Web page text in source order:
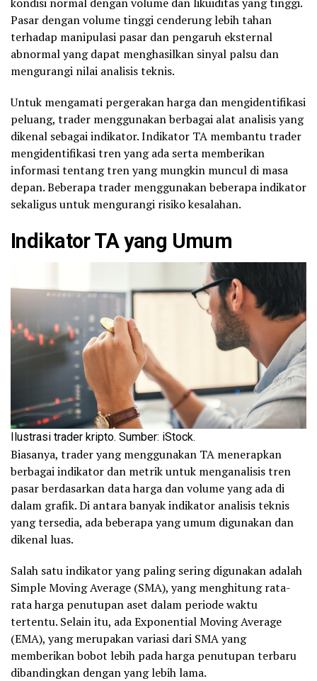
Pasar dengan volume tinggi cenderung lebih tahan
terhadap manipulasi pasar dan pengaruh eksternal
abnormal yang dapat menghasilkan sinyal palsu dan
mengurangi nilai analisis teknis.
Untuk mengamati pergerakan harga dan mengidentifikasi
peluang, trader menggunakan berbagai alat analisis yang
dikenal sebagai indikator. Indikator TA membantu trader
mengidentifikasi tren yang ada serta memberikan
informasi tentang tren yang mungkin muncul di masa
depan. Beberapa trader menggunakan beberapa indikator
sekaligus untuk mengurangi risiko kesalahan.
Indikator TA yang Umum
Ilustrasi trader kripto. Sumber: iStock.
Biasanya, trader yang menggunakan TA menerapkan
berbagai indikator dan metrik untuk menganalisis tren
pasar berdasarkan data harga dan volume yang ada di
dalam grafik. Di antara banyak indikator analisis teknis
yang tersedia, ada beberapa yang umum digunakan dan
dikenal luas.
Salah satu indikator yang paling sering digunakan adalah
Simple Moving Average (SMA), yang menghitung rata-
rata harga penutupan aset dalam periode waktu
tertentu. Selain itu, ada Exponential Moving Average
(EMA), yang merupakan variasi dari SMA yang
memberikan bobot lebih pada harga penutupan terbaru
dibandingkan dengan yang lebih lama.